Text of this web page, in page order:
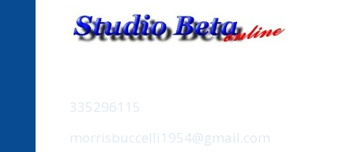
335296115
morrisbuccelli1954@gmail.com